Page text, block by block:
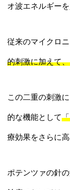
オ波エネルギー
従来のマイクロ
的刺激に加えて
この二重の刺激に
的な機能として
療効果をさらに
ポテンツァの針